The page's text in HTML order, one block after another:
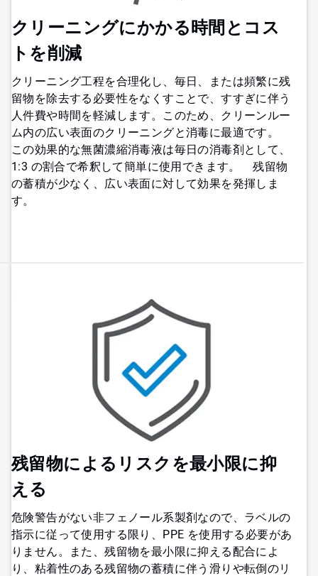
クリーニングにかかる時間とコス
トを削減
クリーニング工程を合理化し、毎日、または頻繁に残
留物を除去する必要性をなくすことで、すすぎに伴う
人件費や時間を軽減します。このため、クリーンルー
ム内の広い表面のクリーニングと消毒に最適です。
この効果的な無菌濃縮消毒液は毎日の消毒剤として、
1:3 の割合で希釈して簡単に使用できます。 残留物
の蓄積が少なく、広い表面に対して効果を発揮しま
す。
残留物によるリスクを最小限に抑
える
危険警告がない非フェノール系製剤なので、ラベルの
指示に従って使用する限り、PPE を使用する必要があ
りません。また、残留物を最小限に抑える配合によ
り、粘着性のある残留物の蓄積に伴う滑りや転倒のリ